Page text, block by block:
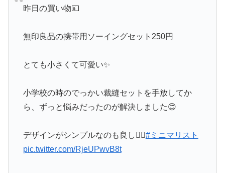
昨日の買い物💴
無印良品の携帯用ソーイングセット250円
とても小さくて可愛い✨
小学校の時のでっかい裁縫セットを手放してか
ら、ずっと悩みだったのが解決しました😊
デザインがシンプルなのも良し🙆‍♂️#ミニマリスト
pic.twitter.com/RjeUPwvB8t